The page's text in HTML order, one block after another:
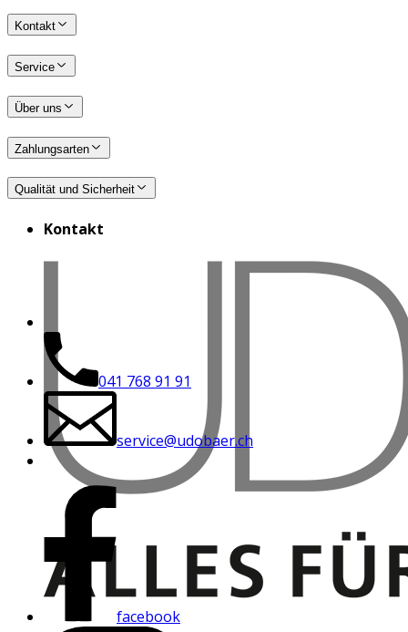
Kontakt
Service
Über uns
Zahlungsarten
Qualität und Sicherheit
Kontakt
041 768 91 91
service@udobaer.ch
facebook